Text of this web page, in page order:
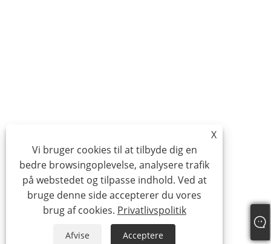
X
Vi bruger cookies til at tilbyde dig en
bedre browsingoplevelse, analysere trafik
på webstedet og tilpasse indhold. Ved at
bruge denne side accepterer du vores
brug af cookies. Privatlivspolitik
Afvise Acceptere